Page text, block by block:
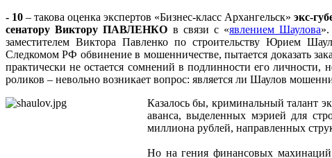
- 10– такова оценка экспертов «Бизнес-класс Архангельск»экс-
сенатору Виктору ПАВЛЕНКО в связи с «явлением Шаулова
заместителем Виктора Павленко по строительству Юрием
Следкомом РФ обвинение в мошенничестве, пытается доказать
практически не остается сомнений в подлинности его
роликов – невольно возникает вопрос: является ли Шаулов
Казалось бы, криминальный талант
аванса, выделенных мэрией для
миллиона рублей, направленных
Но на гения финансовых махинаций